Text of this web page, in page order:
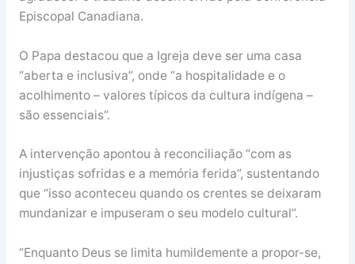
Episcopal Canadiana.
O Papa destacou que a Igreja deve ser uma casa
“aberta e inclusiva”, onde “a hospitalidade e o
acolhimento – valores típicos da cultura indígena –
são essenciais”.
A intervenção apontou à reconciliação “com as
injustiças sofridas e a memória ferida”, sustentando
que “isso aconteceu quando os crentes se deixaram
mundanizar e impuseram o seu modelo cultural”.
“Enquanto Deus se limita humildemente a propor-se,